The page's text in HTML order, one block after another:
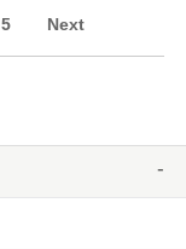
5 Next